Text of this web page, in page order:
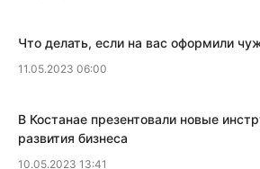
Что делать, если на вас оформили
11.05.2023 06:00
​В Костанае презентовали новые
развития бизнеса
10.05.2023 13:41